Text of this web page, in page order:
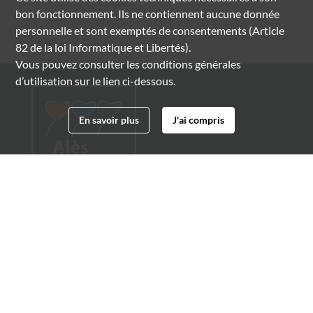
bon fonctionnement. Ils ne contiennent aucune donnée
personnelle et sont exemptés de consentements (Article
82 de la loi Informatique et Libertés).
Vous pouvez consulter les conditions générales
d’utilisation sur le lien ci-dessous.
En savoir plus J'ai compris